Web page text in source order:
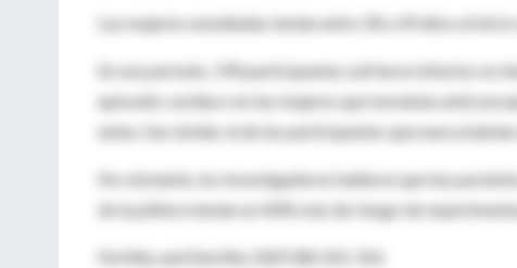
Las mujeres estudiadas tenían entre 30 y 49 años al
En ese período, 190 participantes sufrieron infartos no
episodio cardíaco en las mujeres que tomaban
antes, fue similar al de las participantes que nunca
No obstante, los investigadores hallaron que las
de la píldora tenían un 40% más de riesgo de
Fertility and Sterility 2007;88:310-316